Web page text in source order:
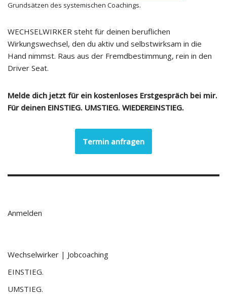
Grundsätzen des systemischen Coachings.
WECHSELWIRKER steht für deinen beruflichen
Wirkungswechsel, den du aktiv und selbstwirksam in die
Hand nimmst. Raus aus der Fremdbestimmung, rein in den
Driver Seat.
Melde dich jetzt für ein kostenloses Erstgespräch bei mir.
Für deinen EINSTIEG. UMSTIEG. WIEDEREINSTIEG.
Termin anfragen
Anmelden
Wechselwirker | Jobcoaching
EINSTIEG.
UMSTIEG.